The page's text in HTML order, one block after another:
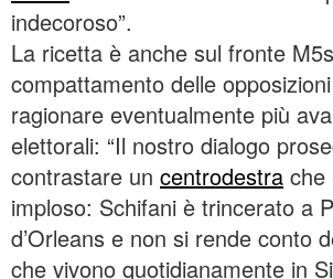
indecoroso”.
La ricetta è anche sul fronte
compattamento delle
ragionare eventualmente più
elettorali: “Il nostro dialogo
contrastare un centrodestra che
imploso: Schifani è trincerato a
d’Orleans e non si rende conto
che vivono quotidianamente in